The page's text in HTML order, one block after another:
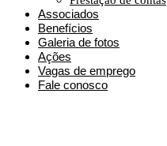
Associados
Benefícios
Galeria de fotos
Ações
Vagas de emprego
Fale conosco